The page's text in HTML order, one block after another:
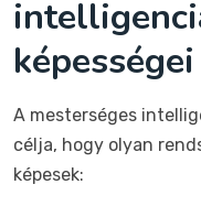
képességei
A mesterséges
célja, hogy olyan
képesek: